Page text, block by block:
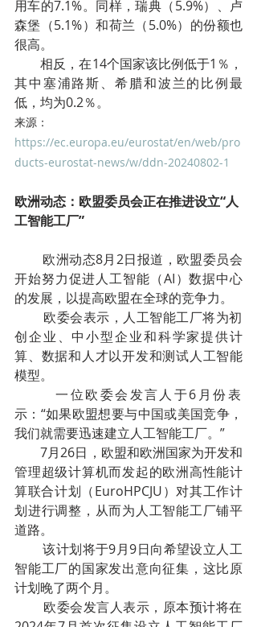
用车的7.1%。同样，瑞典（5.9%）、卢
森堡（5.1%）和荷兰（5.0%）的份额也
很高。
        相反，在14个国家该比例低于1％，
其中塞浦路斯、希腊和波兰的比例最
低，均为0.2％。
来源：
https://ec.europa.eu/eurostat/en/web/pro
ducts-eurostat-news/w/ddn-20240802-1
欧洲动态：欧盟委员会正在推进设立“人
工智能工厂”
开始努力促进人工智能（AI）数据中心
的发展，以提高欧盟在全球的竞争力。
创企业、中小型企业和科学家提供计
算、数据和人才以开发和测试人工智能
模型。
        一位欧委会发言人于6月份表
示：“如果欧盟想要与中国或美国竞争，
我们就需要迅速建立人工智能工厂。”
        7月26日，欧盟和欧洲国家为开发和
管理超级计算机而发起的欧洲高性能计
算联合计划（EuroHPCJU）对其工作计
划进行调整，从而为人工智能工厂铺平
道路。
        该计划将于9月9日向希望设立人工
智能工厂的国家发出意向征集，这比原
计划晚了两个月。